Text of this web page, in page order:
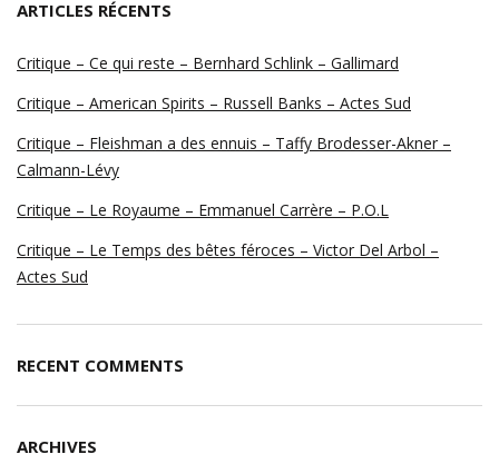
ARTICLES RÉCENTS
Critique – Ce qui reste – Bernhard Schlink – Gallimard
Critique – American Spirits – Russell Banks – Actes Sud
Critique – Fleishman a des ennuis – Taffy Brodesser-Akner –
Calmann-Lévy
Critique – Le Royaume – Emmanuel Carrère – P.O.L
Critique – Le Temps des bêtes féroces – Victor Del Arbol –
Actes Sud
RECENT COMMENTS
ARCHIVES